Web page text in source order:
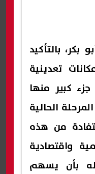
بكر، بالتأكيد
تعدينية
كبير منها
الحالية
من هذه
واقتصادية
بأن يسهم